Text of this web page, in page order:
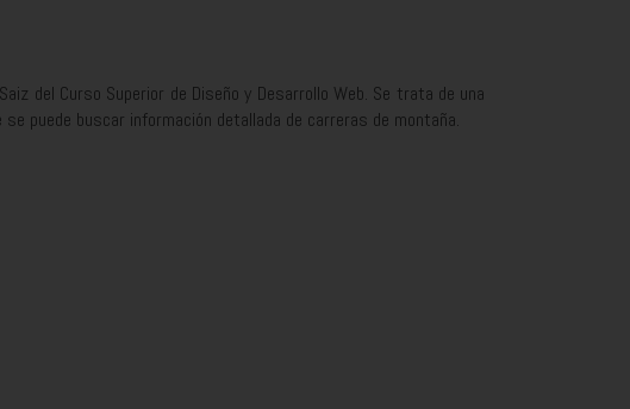
del Curso Superior de Diseño y Desarrollo Web. Se trata de una
puede buscar información detallada de carreras de montaña.